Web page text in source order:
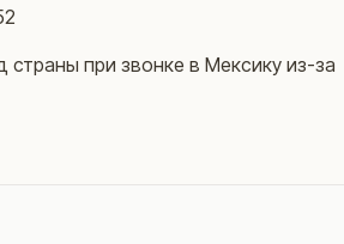
страны при звонке в Мексику из-за